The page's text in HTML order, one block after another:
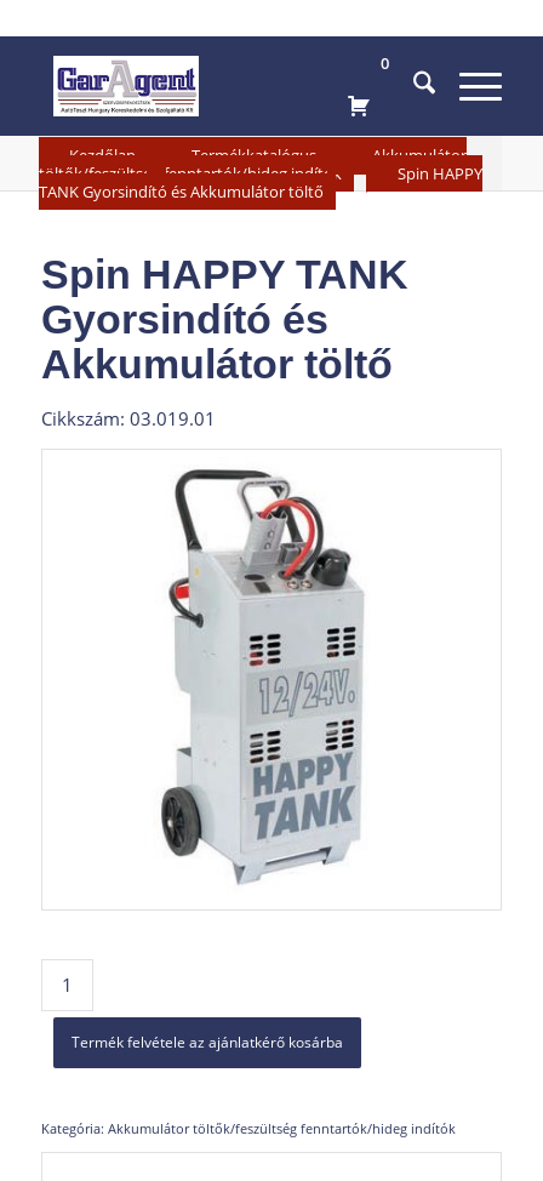
0
Kezdőlap Termékkatalógus
Akkumulátor
töltők/feszültség fenntartók/hideg indítók
Spin HAPPY
TANK Gyorsindító és Akkumulátor töltő
Spin HAPPY TANK
Gyorsindító és
Akkumulátor töltő
Cikkszám: 03.019.01
Termék felvétele az ajánlatkérő kosárba
Kategória: Akkumulátor töltők/feszültség fenntartók/hideg indítók